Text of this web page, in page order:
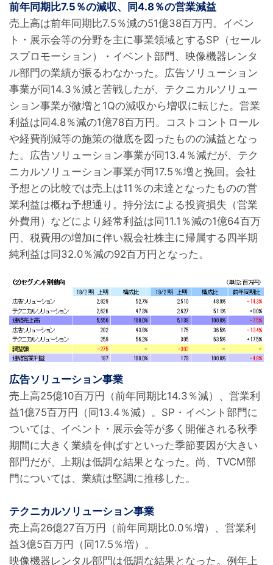
前年同期比7.5％の減収、同4.8％の営業減益
売上高は前年同期比7.5％減の51億38百万円。イベン
ト・展示会等の分野を主に事業領域とするSP（セール
スプロモーション）・イベント部門、映像機器レンタ
ル部門の業績が振るわなかった。広告ソリューション
事業が同14.3％減と苦戦したが、テクニカルソリュー
ション事業が微増と1Qの減収から増収に転じた。営業
利益は同4.8％減の1億78百万円。コストコントロール
や経費削減等の施策の徹底を図ったものの減益となっ
た。広告ソリューション事業が同13.4％減だが、テク
ニカルソリューション事業が同17.5％増と挽回。会社
予想との比較では売上は11％の未達となったものの営
業利益は概ね予想通り。持分法による投資損失（営業
外費用）などにより経常利益は同11.1％減の1億64百万
円、税費用の増加に伴い親会社株主に帰属する四半期
純利益は同32.0％減の92百万円となった。
広告ソリューション事業
売上高25億10百万円（前年同期比14.3％減）、営業利
益1億75百万円（同13.4％減）。SP・イベント部門に
ついては、イベント・展示会等が多く開催される秋季
期間に大きく業績を伸ばすといった季節要因が大きい
部門だが、上期は低調な結果となった。尚、TVCM部
門については、業績は堅調に推移した。
テクニカルソリューション事業
売上高26億27百万円（前年同期比0.0％増）、営業利
益3億5百万円（同17.5％増）。
映像機器レンタル部門は低調な結果となった。例年上